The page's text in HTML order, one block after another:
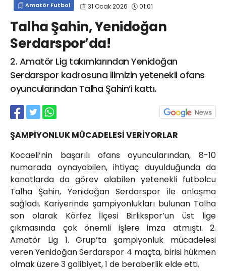
Amatör Futbol 31 Ocak 2026 01:01
Talha Şahin, Yenidoğan
Serdarspor’da!
2. Amatör Lig takımlarından Yenidoğan
Serdarspor kadrosuna ilimizin yetenekli ofans
oyuncularından Talha Şahin’i kattı.
ŞAMPİYONLUK MÜCADELESİ VERİYORLAR
Kocaeli’nin başarılı ofans oyuncularından, 8-10
numarada oynayabilen, ihtiyaç duyulduğunda da
kanatlarda da görev alabilen yetenekli futbolcu
Talha Şahin, Yenidoğan Serdarspor ile anlaşma
sağladı. Kariyerinde şampiyonlukları bulunan Talha
son olarak Körfez İlçesi Birlikspor’un üst lige
çıkmasında çok önemli işlere imza atmıştı. 2.
Amatör Lig 1. Grup’ta şampiyonluk mücadelesi
veren Yenidoğan Serdarspor 4 maçta, birisi hükmen
olmak üzere 3 galibiyet, 1 de beraberlik elde etti.
info@spor41.com